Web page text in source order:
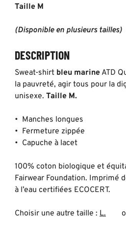
Taille M
(Disponible en plusieurs tailles)
DESCRIPTION
Sweat-shirt bleu marine ATD
la pauvreté, agir tous pour la
unisexe. Taille M.
• Manches longues
• Fermeture zippée
• Capuche à lacet
100% coton biologique et
Fairwear Foundation. Imprimé
à l’eau certifiées ECOCERT.
Choisir une autre taille : L.